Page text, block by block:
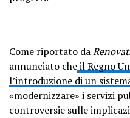
Come riportato da
annunciato cheil Regno
l’introduzione di un
«modernizzare» i servizi
controversie sulle